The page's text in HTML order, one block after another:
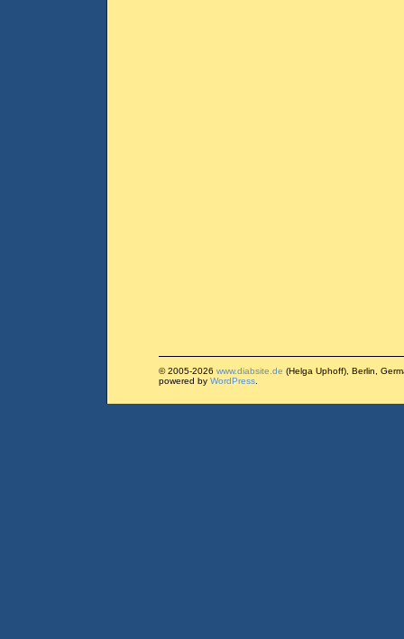
© 2005-2026 www.diabsite.de (Helga Uphoff), Berlin,
powered by WordPress.